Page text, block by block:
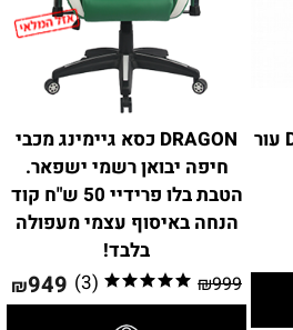
כסא Dragon Space Plus עור
DRAGON כסא גיימינג מכבי
חיפה יבואן רשמי ישפאר.
הטבת בלו פרידיי 50 ש"ח קוד
הנחה באיסוף עצמי מעפולה
בלבד!
₪999
₪949 (3)